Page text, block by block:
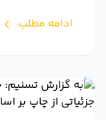
ادامه مطلب